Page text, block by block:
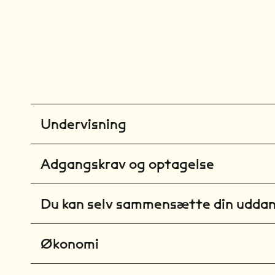
Undervisning
Adgangskrav og optagelse
Du kan selv sammensætte din
Økonomi